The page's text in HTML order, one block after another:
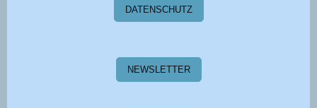
DATENSCHUTZ
NEWSLETTER